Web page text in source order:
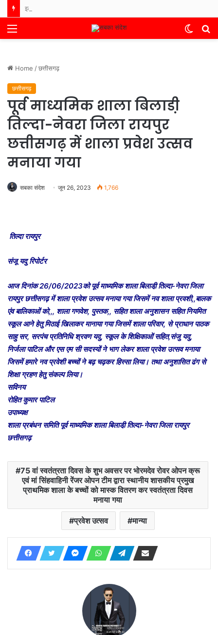
Menu
Switch
Home /छत्तीसगढ़
छत्तीसगढ़
पूर्व माध्यमिक शाला बिलाडी़
तिल्दा-नेवरा जिला रायपुर
छत्तीसगढ़ में शाला प्रवेश उत्सव
मनाया गया
सबका संदेश जून 26, 2023 1,766
तिल्दा रायपुर
संजू यदु रिपोर्टर
आज दिनांक 26/06/2023को पूर्व माध्यमिक शाला बिलाडी़ तिल्दा-नेवरा जिला
रायपुर छत्तीसगढ़ में शाला प्रवेश उत्सव मनाया गया जिसमें नव शाला प्रवशी,,बालक
एंव बालिकाओं को,,, शाला गणवेश, पुस्तक,, सहित शाला अनुशासन सहित नियमित
स्कूल आने हेतु मिठाई खिलाकर मानाया गया जिसमें शाला परिवार, से प्राधान पाठक
साहु सर, सरपंच प्रतिनिधि श्रवण यदु, स्कूल के शिक्षिकाओं सहित,संजु यदु,
निर्जला पाटिल और एस एम सी सदस्यों ने भाग लेकर शाला प्रवेश उत्सव मनाया
जिसमें हमारे नव प्रवेशी बच्चों ने बढ़ चढ़कर हिस्सा लिया। तथा अनुशासित ढंग से
शिक्षा ग्रहण हेतु संकल्प लिया।
सविनय
रोहित कुमार पाटिल
उपाध्यक्ष
शाला प्रबंधन समिति पूर्व माध्यमिक शाला बिलाडी़ तिल्दा-नेवरा जिला रायपुर
छत्तीसगढ़
75 वां स्वतंत्रता दिवस के शुभ अवसर पर भोरमदेव रोवर ओपन क्रू
एवं मां सिंहवाहिनी रेंजर ओपन टीम द्वारा स्थानीय शासकीय प्रमुख
प्राथमिक शाला के बच्चों को मास्क वितरण कर स्वतंत्रता दिवस
मनाया गया
प्रवेश उत्सव मान्या